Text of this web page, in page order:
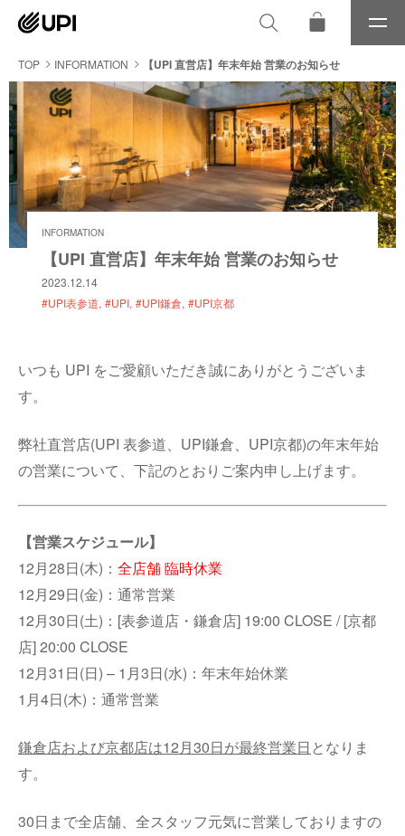
メ
ニ
ー
TOP INFORMATION 【UPI 直営店】年末年始 営業のお知らせ
INFORMATION
【UPI 直営店】年末年始 営業のお知らせ
2023.12.14
#UPI表参道 #UPI #UPI鎌倉 #UPI京都
いつも UPI をご愛顧いただき誠にありがとうございま
す。
弊社直営店(UPI 表参道、UPI鎌倉、UPI京都)の年末年始
の営業について、下記のとおりご案内申し上げます。
【営業スケジュール】
12月28日(木)： 全店舗 臨時休業
12月29日(金)：通常営業
12月30日(土)：[表参道店・鎌倉店] 19:00 CLOSE / [京都
店] 20:00 CLOSE
12月31日(日) – 1月3日(水)：年末年始休業
1月4日(木)：通常営業
鎌倉店および京都店は12月30日が最終営業日 となりま
す。
30日まで全店舗、全スタッフ元気に営業しておりますの